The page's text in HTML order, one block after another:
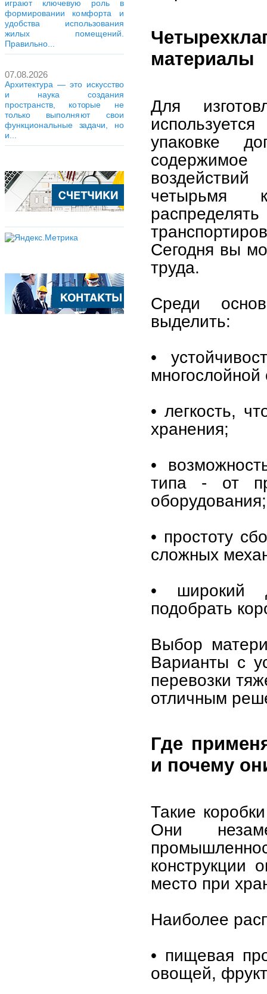
играют ключевую роль в
формировании комфорта и
удобства использования
жилых помещений.
Правильно...
07.08.2026
Архитектура — это искусство
и наука создания
пространств, которые не
только выполняют свои
функциональные задачи, но
и...
материалы
Для
упаковке
четырьмя
Сегодня вы
труда.
Среди
выделить:
•
многослойной
• легкость,
хранения;
•
типа - от
оборудования;
• простоту
сложных
• широкий
подобрать
Выбор
Варианты с
перевозки
отличным
Где
и почему
Такие
Они
конструкции
место при
Наиболее
• пищевая
овощей,